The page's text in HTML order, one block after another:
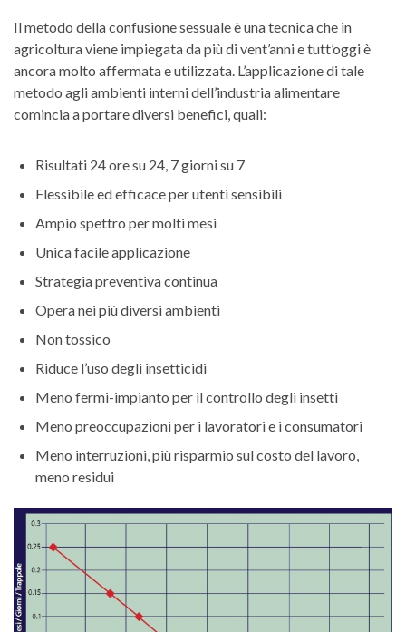
Il metodo della confusione sessuale è una tecnica che in
agricoltura viene impiegata da più di vent’anni e tutt’oggi è
ancora molto affermata e utilizzata. L’applicazione di tale
metodo agli ambienti interni dell’industria alimentare
comincia a portare diversi benefici, quali:
Risultati 24 ore su 24, 7 giorni su 7
Flessibile ed efficace per utenti sensibili
Ampio spettro per molti mesi
Unica facile applicazione
Strategia preventiva continua
Opera nei più diversi ambienti
Non tossico
Riduce l’uso degli insetticidi
Meno fermi-impianto per il controllo degli insetti
Meno preoccupazioni per i lavoratori e i consumatori
Meno interruzioni, più risparmio sul costo del lavoro,
meno residui